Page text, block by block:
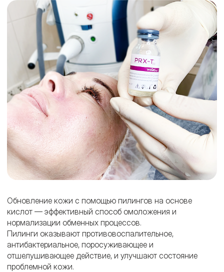
Обновление кожи с помощью пилингов на основе
кислот — эффективный способ омоложения и
нормализации обменных процессов.
Пилинги оказывают противовоспалительное,
антибактериальное, поросуживающее и
отшелушивающее действие, и улучшают состояние
проблемной кожи.